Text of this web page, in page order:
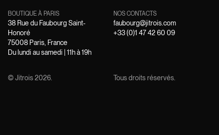
BOUTIQUE À PARIS
38 Rue du Faubourg Saint-
Honoré
75008 Paris, France
Du lundi au samedi | 11h à 19h
NOS CONTACTS
faubourg@jitrois.com
+33 (0)1 47 42 60 09
© Jitrois2026 Tous droits réservés.